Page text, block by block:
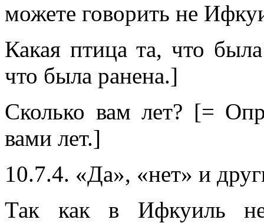
можете говорить не
Какая птица та, что
что была ранена.]
Сколько вам лет? [=
вами лет.]
10.7.4. «Да», «нет» и
Так как в Ифкуиль